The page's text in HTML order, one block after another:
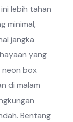
lebih tahan
minimal,
jangka
yang
neon box
di malam
Bentang